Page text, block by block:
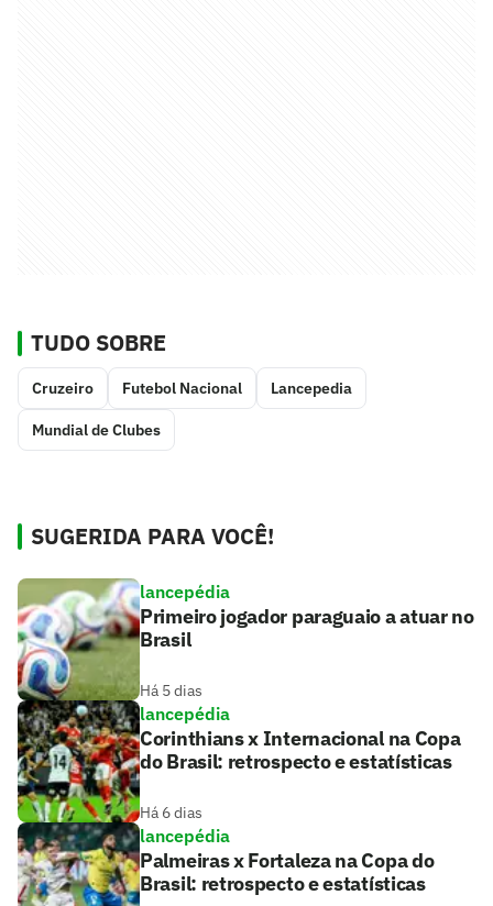
TUDO SOBRE
Cruzeiro Futebol Nacional Lancepedia
Mundial de Clubes
SUGERIDA PARA VOCÊ!
lancepédia
Primeiro jogador paraguaio a atuar no
Brasil
Há 5 dias
lancepédia
Corinthians x Internacional na Copa
do Brasil: retrospecto e estatísticas
Há 6 dias
lancepédia
Palmeiras x Fortaleza na Copa do
Brasil: retrospecto e estatísticas